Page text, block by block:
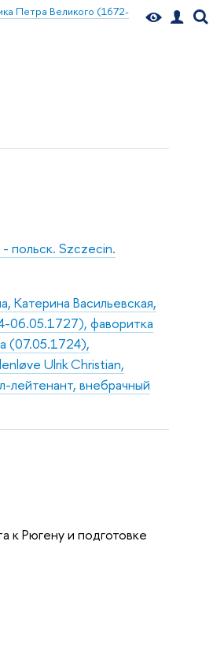
Петра Великого (1672-
польск. Szczecin.
Катерина Васильевская,
06.05.1727), фаворитка
(07.05.1724),
Ulrik Christian,
лейтенант, внебрачный
к Рюгену и подготовке